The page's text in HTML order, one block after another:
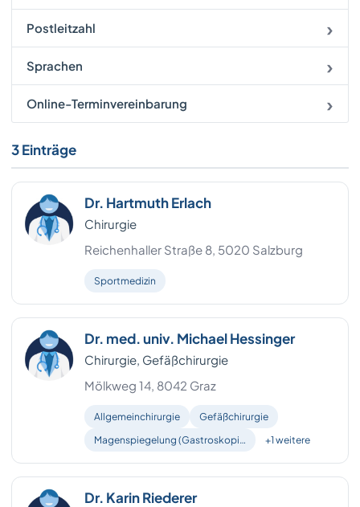
Postleitzahl
Sprachen
Online-Terminvereinbarung
3 Einträge
Dr. Hartmuth Erlach
Chirurgie
Reichenhaller Straße 8, 5020 Salzburg
Sportmedizin
Dr. med. univ. Michael Hessinger
Chirurgie, Gefäßchirurgie
Mölkweg 14, 8042 Graz
Allgemeinchirurgie
Gefäßchirurgie
Magenspiegelung (Gastroskopi…
+1 weitere
Dr. Karin Riederer